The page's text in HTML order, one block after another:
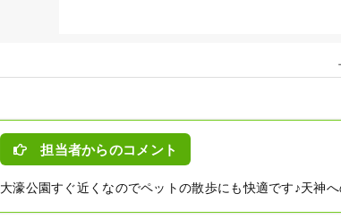
担当者からのコメント
大濠公園すぐ近くなのでペットの散歩にも快適です♪天神へ